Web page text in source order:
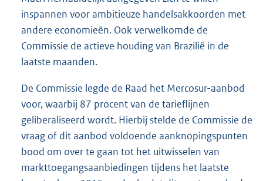
inspannen voor ambitieuze handelsakkoorden met
andere economieën. Ook verwelkomde de
Commissie de actieve houding van Brazilië in de
laatste maanden.
De Commissie legde de Raad het Mercosur-aanbod
voor, waarbij 87 procent van de tarieflijnen
geliberaliseerd wordt. Hierbij stelde de Commissie de
vraag of dit aanbod voldoende aanknopingspunten
bood om over te gaan tot het uitwisselen van
markttoegangsaanbiedingen tijdens het laatste